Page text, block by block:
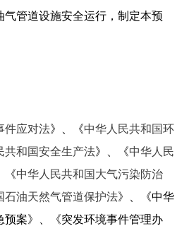
管道设施安全运行，制定本预
件应对法》、《中华人民共和国环
共和国安全生产法》、《中华人民
《中华人民共和国大气污染防治
石油天然气管道保护法》、《中华
预案》、《突发环境事件管理办